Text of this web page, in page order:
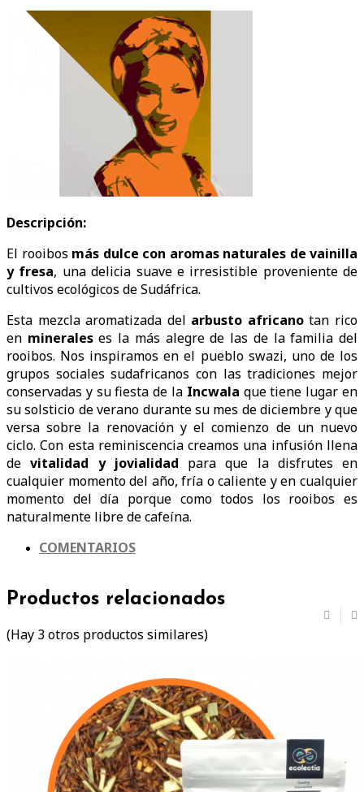
Descripción:
El rooibos más dulce con aromas naturales de vainilla
y fresa, una delicia suave e irresistible proveniente de
cultivos ecológicos de Sudáfrica.
Esta mezcla aromatizada del arbusto africanotan rico
en mineraleses la más alegre de las de la familia del
rooibos. Nos inspiramos en el pueblo swazi, uno de los
grupos sociales sudafricanos con las tradiciones mejor
conservadas y su fiesta de la Incwala que tiene lugar en
su solsticio de verano durante su mes de diciembre y que
versa sobre la renovación y el comienzo de un nuevo
ciclo. Con esta reminiscencia creamos una infusión llena
de vitalidad y jovialidad para que la disfrutes en
cualquier momento del año, fría o caliente y en cualquier
momento del día porque como todos los rooibos es
naturalmente libre de cafeína.
COMENTARIOS
Productos relacionados
(Hay 3 otros productos similares)